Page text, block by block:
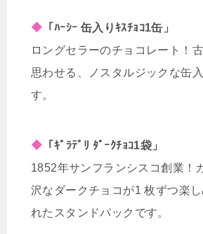
◆ 「ﾊｰｼｰ 缶入りｷｽﾁｮｺ1缶」
ロングセラーのチョコレート！
思わせる、ノスタルジックな缶
す。
◆ 「ｷﾞﾗﾃﾞﾘ ﾀﾞｰｸﾁｮｺ1袋」
1852年サンフランシスコ創業！
沢なダークチョコが1 枚ずつ楽
れたスタンドパックです。